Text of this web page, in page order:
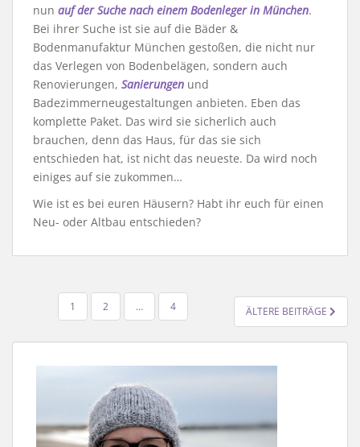
nun auf der Suche nach einem Bodenleger in München.
Bei ihrer Suche ist sie auf die Bäder &
Bodenmanufaktur München gestoßen, die nicht nur
das Verlegen von Bodenbelägen, sondern auch
Renovierungen, Sanierungen und
Badezimmerneugestaltungen anbieten. Eben das
komplette Paket. Das wird sie sicherlich auch
brauchen, denn das Haus, für das sie sich
entschieden hat, ist nicht das neueste. Da wird noch
einiges auf sie zukommen…
Wie ist es bei euren Häusern? Habt ihr euch für einen
Neu- oder Altbau entschieden?
SEITENNUMMERIERUNG
BEITRÄGE
1 2 … 4 ÄLTERE BEITRÄGE